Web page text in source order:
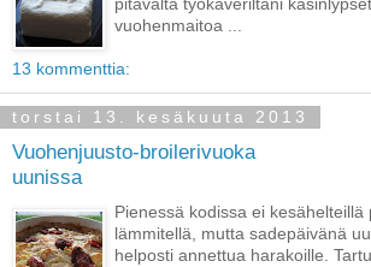
vuohenmaitoa ...
13 kommenttia:
torstai 13. kesäkuuta 2013
Vuohenjuusto-broilerivuoka
uunissa
Pienessä kodissa ei kesähelteillä
lämmitellä, mutta sadepäivänä
helposti annettua harakoille.